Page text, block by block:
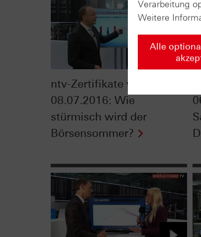
ntv-Zertifikate vom
08.07.2016: Wie
stürmisch wird der
Börsensommer?
Verarbeitung
Weitere
Alle